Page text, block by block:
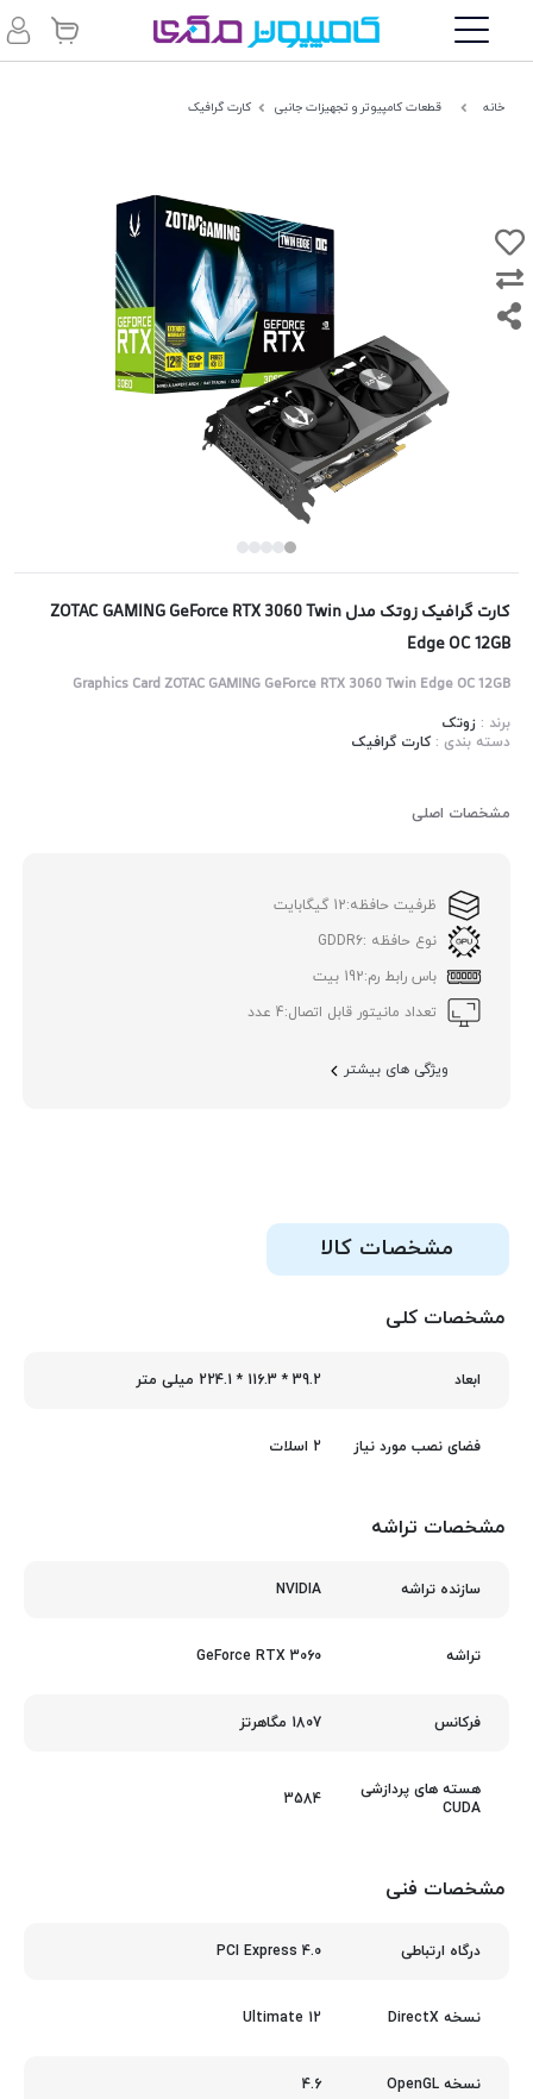
خانه قطعات کامپیوتر و تجهیزات جانبی کارت گرافیک
کارت گرافیک زوتک مدل ZOTAC GAMING GeForce RTX 3060 Twin
Edge OC 12GB
Graphics Card ZOTAC GAMING GeForce RTX 3060 Twin Edge OC 12GB
برند :زوتک
دسته بندی :کارت گرافیک
مشخصات اصلی
ظرفیت حافظه:12 گیگابایت
نوع حافظه :GDDR6
باس رابط رم:192 بیت
تعداد مانیتور قابل اتصال:4 عدد
ویژگی های بیشتر
مشخصات کالا
مشخصات کلی
ابعاد 39.2 * 116.3 * 224.1 میلی متر
فضای نصب مورد نیاز 2 اسلات
مشخصات تراشه
سازنده تراشه NVIDIA
تراشه GeForce RTX 3060
فرکانس 1807 مگاهرتز
هسته های پردازشی
CUDA
3584
مشخصات فنی
درگاه ارتباطی PCI Express 4.0
نسخه DirectX 12 Ultimate
نسخه OpenGL 4.6